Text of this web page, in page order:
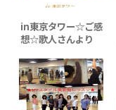
in東京タワー☆ご感
想☆歌人さんより